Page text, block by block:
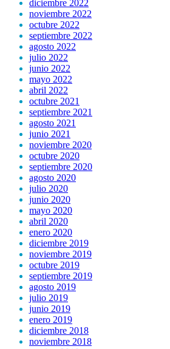
diciembre 2022
noviembre 2022
octubre 2022
septiembre 2022
agosto 2022
julio 2022
junio 2022
mayo 2022
abril 2022
octubre 2021
septiembre 2021
agosto 2021
junio 2021
noviembre 2020
octubre 2020
septiembre 2020
agosto 2020
julio 2020
junio 2020
mayo 2020
abril 2020
enero 2020
diciembre 2019
noviembre 2019
octubre 2019
septiembre 2019
agosto 2019
julio 2019
junio 2019
enero 2019
diciembre 2018
noviembre 2018